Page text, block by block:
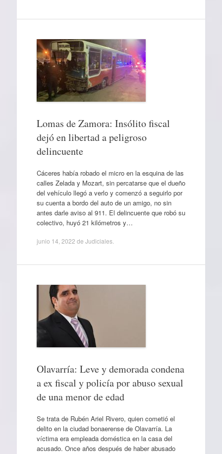
Lomas de Zamora: Insólito fiscal
dejó en libertad a peligroso
delincuente
Cáceres había robado el micro en la esquina de las
calles Zelada y Mozart, sin percatarse que el dueño
del vehículo llegó a verlo y comenzó a seguirlo por
su cuenta a bordo del auto de un amigo, no sin
antes darle aviso al 911. El delincuente que robó su
colectivo, huyó 21 kilómetros y…
junio 14, 2022 de Judiciales.
Olavarría: Leve y demorada condena
a ex fiscal y policía por abuso sexual
de una menor de edad
Se trata de Rubén Ariel Rivero, quien cometió el
delito en la ciudad bonaerense de Olavarría. La
víctima era empleada doméstica en la casa del
acusado. Once años después de haber abusado